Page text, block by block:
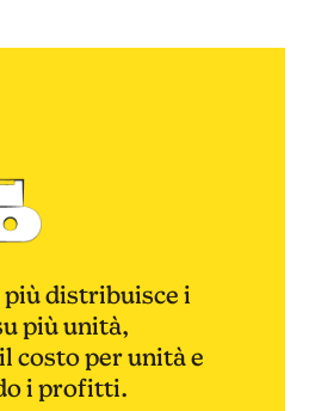
più distribuisce i
più unità,
costo per unità e
i profitti.